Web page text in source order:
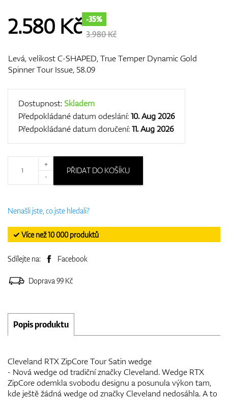
Doplňky
Dárkové poukazy
2.580 Kč -35%
3.980 Kč
Levá, velikost C-SHAPED, True Temper Dynamic Gold
Spinner Tour Issue, 58.09
Dostupnost:Skladem
Předpokládané datum odeslání:10. Aug 2026
Předpokládané datum doručení:11. Aug 2026
+
-
PŘIDAT DO KOŠÍKU
Nenašli jste, co jste hledali?
✓ Více než 10 000 produktů
Sdílejte na: Facebook
Doprava 99 Kč
Popis produktu
Cleveland RTX ZipCore Tour Satin wedge
- Nová wedge od tradiční značky Cleveland. Wedge RTX
ZipCore odemkla svobodu designu a posunula výkon tam,
kde ještě žádná wedge od značky Cleveland nedosáhla. A to